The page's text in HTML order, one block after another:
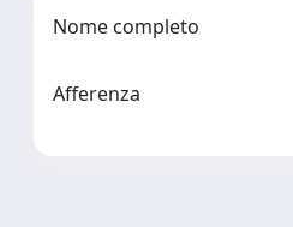
Nome completo
Afferenza